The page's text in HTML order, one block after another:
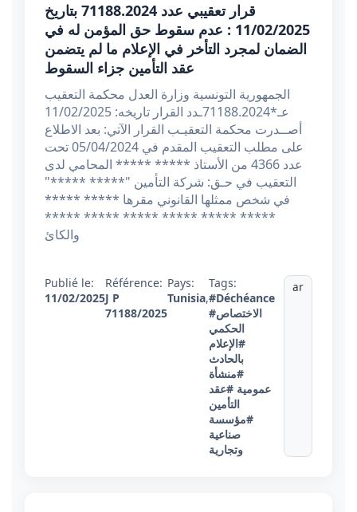
قرار تعقيبي عدد 71188.2024 بتاريخ
11/02/2025 : عدم سقوط حق المؤمن له في
الضمان لمجرد التأخر في الإعلام ما لم يتضمن
عقد التأمين جزاء السقوط
الجمهورية التونسية وزارة العدل محكمة التعقيب
عـ*71188.2024ـدد القرار تاريخه: 11/02/2025
أصــدرت محكمة التعقيـب القرار الآتي: بعد الاطلاع
على مطلب التعقيب المقدم في 05/04/2024 تحت
عدد 4366 من الأستاذ ***** ***** المحامي لدى
التعقيب في حـق: شركة التأمين "***** *****"
في شخص ممثلها القانوني مقرها ***** *****
***** ***** ***** ***** ***** *****
والكائ
Publié le:
11/02/2025
Référence:
J P
71188/2025
Pays:
Tunisia,
Tags:
#Déchéance
#الاختصاص
الحكمي
#الإعلام
بالحادث
#منشأة
عمومية #عقد
التأمين
#مؤسسة
صناعية
وتجارية
ar